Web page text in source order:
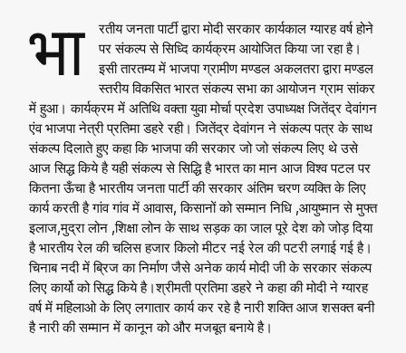
भा
रतीय जनता पार्टी द्वारा मोदी सरकार कार्यकाल ग्यारह वर्ष होने
पर संकल्प से सिध्दि कार्यक्रम आयोजित किया जा रहा है।
इसी तारतम्य में भाजपा ग्रामीण मण्डल अकलतरा द्वारा मण्डल
स्तरीय विकसित भारत संकल्प सभा का आयोजन ग्राम सांकर
में हुआ। कार्यक्रम में अतिथि वक्ता युवा मोर्चा प्रदेश उपाध्यक्ष जितेंद्र देवांगन
एंव भाजपा नेत्री प्रतिमा डहरे रही। जितेंद्र देवांगन ने संकल्प पत्र के साथ
संकल्प दिलाते हुए कहा कि भाजपा की सरकार जो जो संकल्प लिए थे उसे
आज सिद्ध किये है यही संकल्प से सिद्धि है भारत का मान आज विश्व पटल पर
कितना ऊँचा है भारतीय जनता पार्टी की सरकार अंतिम चरण व्यक्ति के लिए
कार्य करती है गांव गांव में आवास, किसानों को सम्मान निधि ,आयुष्मान से मुफ्त
इलाज,मुद्रा लोन ,शिक्षा लोन के साथ सड़क का जाल पूरे देश को जोड़ दिया
है भारतीय रेल की चलिस हजार किलो मीटर नई रेल की पटरी लगाई गई है।
चिनाब नदी में ब्रिज का निर्माण जैसे अनेक कार्य मोदी जी के सरकार संकल्प
लिए कार्यो को सिद्ध किये है।श्रीमती प्रतिमा डहरे ने कहा की मोदी ने ग्यारह
वर्ष में महिलाओ के लिए लगातार कार्य कर रहे है नारी शक्ति आज शसक्त बनी
है नारी की सम्मान में कानून को और मजबूत बनाये है।